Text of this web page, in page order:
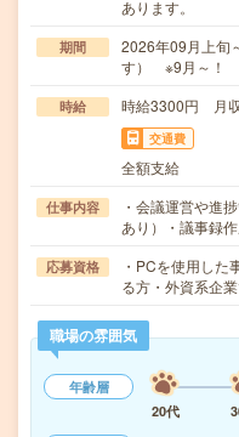
あります。
期間
2026年09月上旬
す） ※9月～！
時給 時給3300円 月
交通費
全額支給
仕事内容
・会議運営や進
あり）・議事録
応募資格
・PCを使用した
る方・外資系企
職場の雰囲気
年齢層
20代